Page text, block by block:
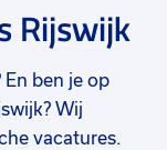
Rijswijk
ben je op
Wij
vacatures.